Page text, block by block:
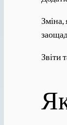
Зміна,
Звіти